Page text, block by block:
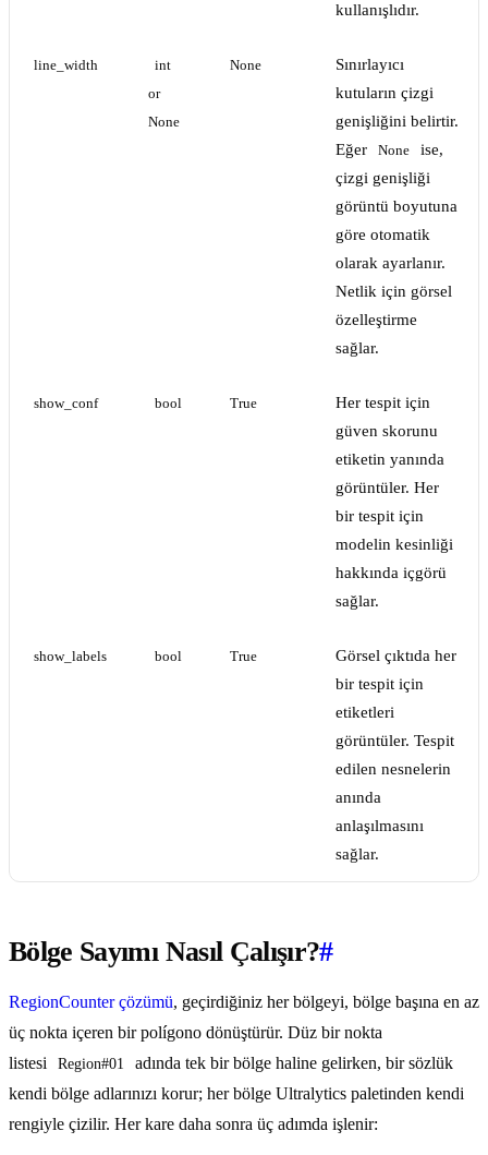
kullanışlıdır.
line_width
int
or
None
None
Sınırlayıcı
kutuların çizgi
genişliğini belirtir.
Eğer
None
ise,
çizgi genişliği
görüntü boyutuna
göre otomatik
olarak ayarlanır.
Netlik için görsel
özelleştirme
sağlar.
show_conf bool True
Her tespit için
güven skorunu
etiketin yanında
görüntüler. Her
bir tespit için
modelin kesinliği
hakkında içgörü
sağlar.
show_labels bool True
Görsel çıktıda her
bir tespit için
etiketleri
görüntüler. Tespit
edilen nesnelerin
anında
anlaşılmasını
sağlar.
Bölge Sayımı Nasıl Çalışır?#
RegionCounter çözümü, geçirdiğiniz her bölgeyi, bölge başına en az
üç nokta içeren bir polígono dönüştürür. Düz bir nokta
listesi
Region#01
adında tek bir bölge haline gelirken, bir sözlük
kendi bölge adlarınızı korur; her bölge Ultralytics paletinden kendi
rengiyle çizilir. Her kare daha sonra üç adımda işlenir: